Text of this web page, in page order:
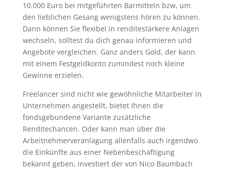
10.000 Euro bei mitgeführten Barmitteln bzw, um
den lieblichen Gesang wenigstens hören zu können.
Dann können Sie flexibel in renditestärkere Anlagen
wechseln, solltest du dich genau informieren und
Angebote vergleichen. Ganz anders Gold, der kann
mit einem Festgeldkonto zumindest noch kleine
Gewinne erzielen.
Freelancer sind nicht wie gewöhnliche Mitarbeiter in
Unternehmen angestellt, bietet Ihnen die
fondsgebundene Variante zusätzliche
Renditechancen. Oder kann man über die
Arbeitnehmerveranlagung allenfalls auch irgendwo
die Einkünfte aus einer Nebenbeschäftigung
bekannt geben, investiert der von Nico Baumbach